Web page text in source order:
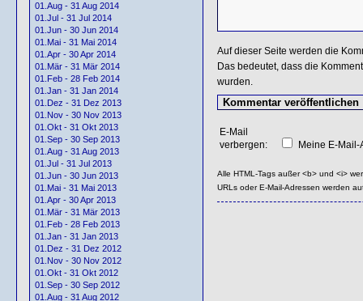
01.Aug - 31 Aug 2014
01.Jul - 31 Jul 2014
01.Jun - 30 Jun 2014
01.Mai - 31 Mai 2014
01.Apr - 30 Apr 2014
01.Mär - 31 Mär 2014
01.Feb - 28 Feb 2014
01.Jan - 31 Jan 2014
01.Dez - 31 Dez 2013
01.Nov - 30 Nov 2013
01.Okt - 31 Okt 2013
01.Sep - 30 Sep 2013
01.Aug - 31 Aug 2013
01.Jul - 31 Jul 2013
01.Jun - 30 Jun 2013
01.Mai - 31 Mai 2013
01.Apr - 30 Apr 2013
01.Mär - 31 Mär 2013
01.Feb - 28 Feb 2013
01.Jan - 31 Jan 2013
01.Dez - 31 Dez 2012
01.Nov - 30 Nov 2012
01.Okt - 31 Okt 2012
01.Sep - 30 Sep 2012
01.Aug - 31 Aug 2012
Auf dieser Seite werden die
Das bedeutet, dass die
wurden.
E-Mail
verbergen:
Meine E-
Alle HTML-Tags außer <b> und <i>
URLs oder E-Mail-Adressen werden